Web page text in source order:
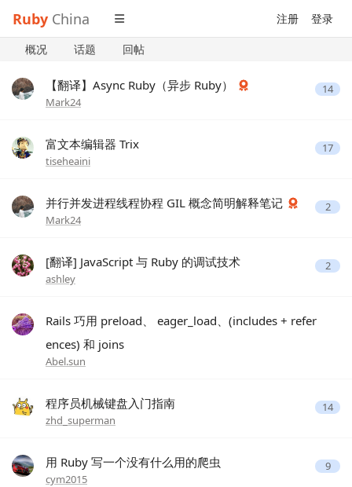
Ruby China 注册 登录
概况 话题 回帖
【翻译】Async Ruby（异步 Ruby）
Mark24
14
富文本编辑器 Trix
tiseheaini
17
并行并发进程线程协程 GIL 概念简明解释笔记
Mark24
2
[翻译] JavaScript 与 Ruby 的调试技术
ashley
2
Rails 巧用 preload、 eager_load、(includes + refer
ences) 和 joins
Abel.sun
程序员机械键盘入门指南
zhd_superman
14
用 Ruby 写一个没有什么用的爬虫
cym2015
9